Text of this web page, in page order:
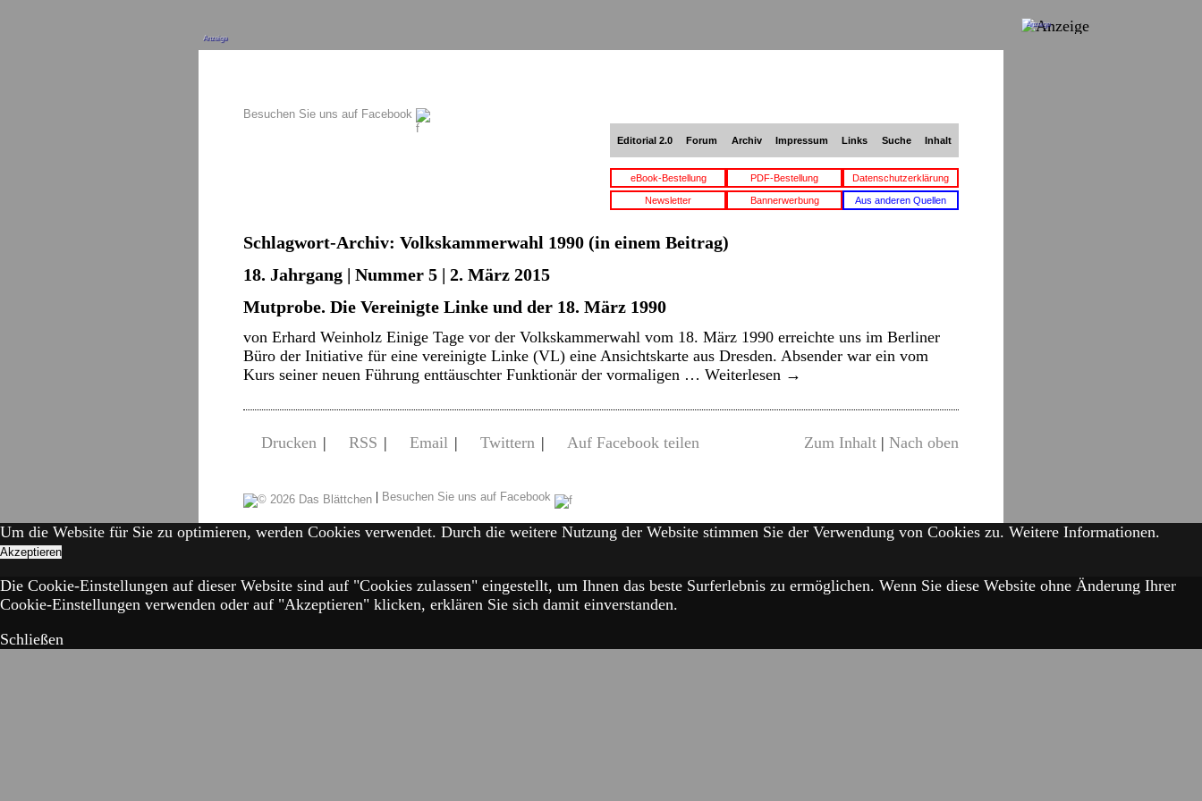
Anzeige
Besuchen Sie uns auf Facebook
Editorial 2.0 Forum Archiv Impressum Links Suche Inhalt
eBook-Bestellung PDF-Bestellung Datenschutzerklärung
Newsletter Bannerwerbung Aus anderen Quellen
Schlagwort-Archiv: Volkskammerwahl 1990 (in einem Beitrag)
18. Jahrgang | Nummer 5 | 2. März 2015
Mutprobe. Die Vereinigte Linke und der 18. März 1990
von Erhard Weinholz Einige Tage vor der Volkskammerwahl vom 18. März 1990 erreichte uns im Berliner
Büro der Initiative für eine vereinigte Linke (VL) eine Ansichtskarte aus Dresden. Absender war ein vom
Kurs seiner neuen Führung enttäuschter Funktionär der vormaligen … Weiterlesen →
Drucken | RSS | Email | Twittern | Auf Facebook teilen Zum Inhalt | Nach oben
| Besuchen Sie uns auf Facebook
Anzeige
Um die Website für Sie zu optimieren, werden Cookies verwendet. Durch die weitere Nutzung der Website stimmen Sie der Verwendung von Cookies zu. Weitere Informationen.
Akzeptieren
Die Cookie-Einstellungen auf dieser Website sind auf "Cookies zulassen" eingestellt, um Ihnen das beste Surferlebnis zu ermöglichen. Wenn Sie diese Website ohne Änderung Ihrer
Cookie-Einstellungen verwenden oder auf "Akzeptieren" klicken, erklären Sie sich damit einverstanden.
Schließen